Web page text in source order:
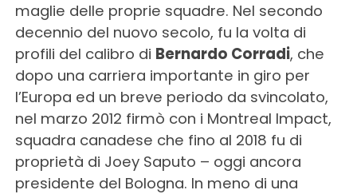
maglie delle proprie squadre. Nel secondo
decennio del nuovo secolo, fu la volta di
profili del calibro di Bernardo Corradi, che
dopo una carriera importante in giro per
l’Europa ed un breve periodo da svincolato,
nel marzo 2012 firmò con i Montreal Impact,
squadra canadese che fino al 2018 fu di
proprietà di Joey Saputo – oggi ancora
presidente del Bologna. In meno di una